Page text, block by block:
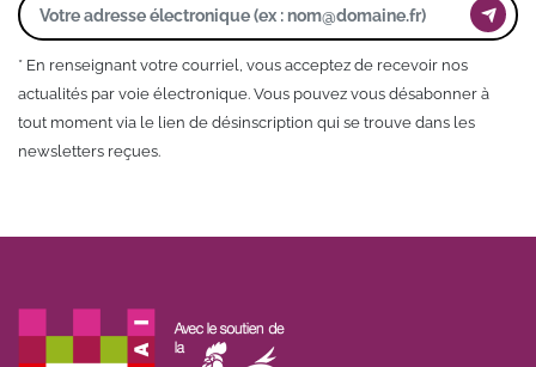
* En renseignant votre courriel, vous acceptez de recevoir nos
actualités par voie électronique. Vous pouvez vous désabonner à
tout moment via le lien de désinscription qui se trouve dans les
newsletters reçues.